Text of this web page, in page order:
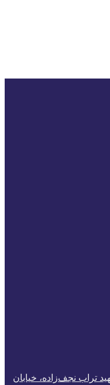
تراب نجف‌زاده، خیابان